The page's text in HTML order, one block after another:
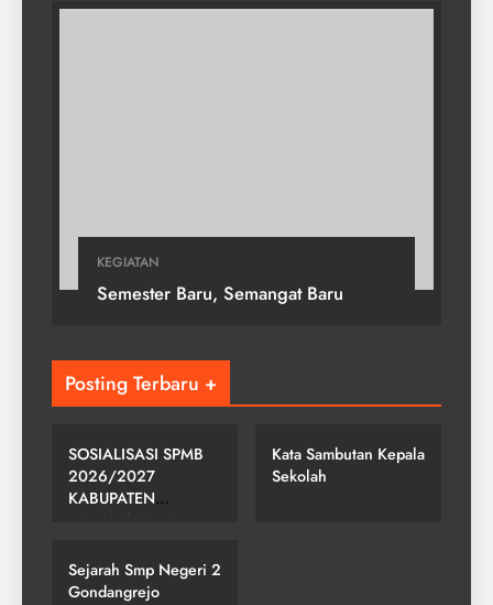
KEGIATAN
Semester Baru, Semangat Baru
Posting Terbaru +
BELAJAR ONLINE
ELEARNING
SOSIALISASI SPMB
2026/2027
KABUPATEN
KARANGANYAR DI
GONDANGREJO
GONDANGREJO
Kata Sambutan Kepala
Sekolah
SMP NEGERI 2
Sejarah Smp Negeri 2
Gondangrejo